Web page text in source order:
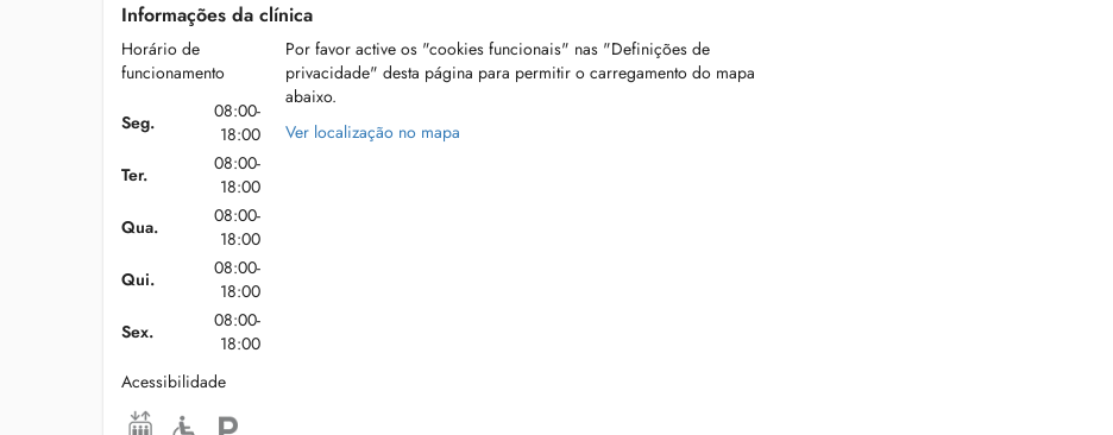
Informações da clínica
Horário de
funcionamento
Seg.
08:00-
18:00
Ter.
08:00-
18:00
Qua.
08:00-
18:00
Qui.
08:00-
18:00
Sex.
08:00-
18:00
Acessibilidade
Por favor active os "cookies funcionais" nas "Definições de
privacidade" desta página para permitir o carregamento do mapa
abaixo.
Ver localização no mapa